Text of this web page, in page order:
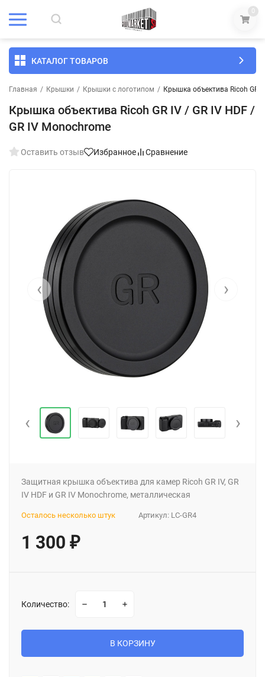
0
КАТАЛОГ ТОВАРОВ
Главная / Крышки / Крышки с логотипом / Крышка объектива Ricoh GR
Крышка объектива Ricoh GR IV / GR IV HDF /
GR IV Monochrome
Оставить отзыв Избранное Сравнение
‹ ›
‹ ›
Защитная крышка объектива для камер Ricoh GR IV, GR
IV HDF и GR IV Monochrome, металлическая
Артикул: LC-GR4
Осталось несколько штук
1 300 ₽
Количество:
В КОРЗИНУ